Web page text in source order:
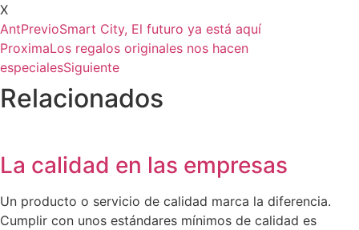
X
AntPrevioSmart City, El futuro ya está aquí
ProximaLos regalos originales nos hacen
especialesSiguiente
Relacionados
La calidad en las empresas
Un producto o servicio de calidad marca la diferencia.
Cumplir con unos estándares mínimos de calidad es